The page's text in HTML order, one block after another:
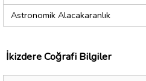
Astronomik Alacakaranlık
İkizdere Coğrafi Bilgiler